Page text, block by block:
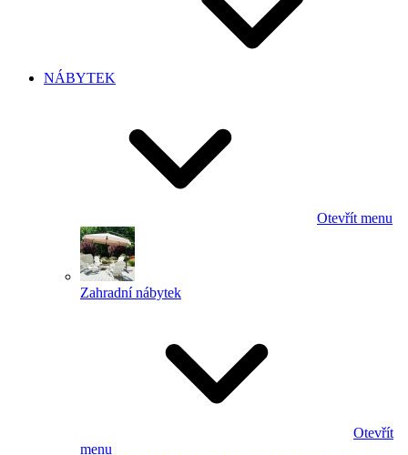
NÁBYTEK
Otevřít menu
Zahradní nábytek
Otevřít
menu